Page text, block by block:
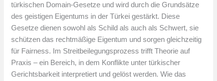
türkischen Domain-Gesetze und wird durch die Grundsätze
des geistigen Eigentums in der Türkei gestärkt. Diese
Gesetze dienen sowohl als Schild als auch als Schwert, sie
schützen das rechtmäßige Eigentum und sorgen gleichzeitig
für Fairness. Im Streitbeilegungsprozess trifft Theorie auf
Praxis – ein Bereich, in dem Konflikte unter türkischer
Gerichtsbarkeit interpretiert und gelöst werden. Wie das